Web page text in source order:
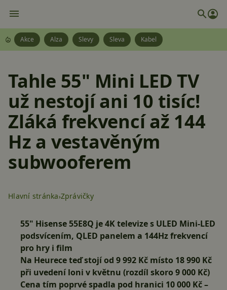
Akce Alza Slevy Sleva Kabel
Tahle 55" Mini LED TV
už nestojí ani 10 tisíc!
Zláká frekvencí až 144
Hz a vestavěným
subwooferem
Hlavní stránka Zprávičky
55" Hisense 55E8Q je 4K televize s ULED Mini-LED
podsvícením, QLED panelem a 144Hz frekvencí
pro hry i film
Na Heurece teď stojí od 9 992 Kč místo 18 990 Kč
při uvedení loni v květnu (rozdíl skoro 9 000 Kč)
Cena tím poprvé spadla pod hranici 10 000 Kč –